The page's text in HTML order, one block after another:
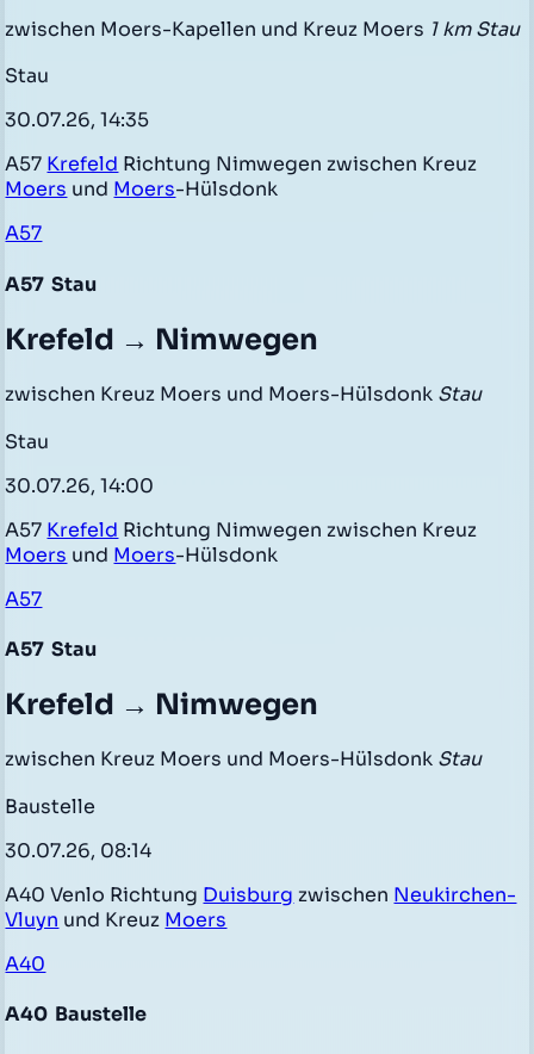
zwischen Moers-Kapellen und Kreuz Moers 1 km Stau
Stau
30.07.26, 14:35
A57 Krefeld Richtung Nimwegen zwischen Kreuz
Moers und Moers-Hülsdonk
A57
A57 Stau
Krefeld → Nimwegen
zwischen Kreuz Moers und Moers-Hülsdonk Stau
Stau
30.07.26, 14:00
A57 Krefeld Richtung Nimwegen zwischen Kreuz
Moers und Moers-Hülsdonk
A57
A57 Stau
Krefeld → Nimwegen
zwischen Kreuz Moers und Moers-Hülsdonk Stau
Baustelle
30.07.26, 08:14
A40 Venlo Richtung Duisburg zwischen Neukirchen-
Vluyn und Kreuz Moers
A40
A40 Baustelle